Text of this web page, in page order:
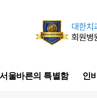
서울바른의 특별함 인